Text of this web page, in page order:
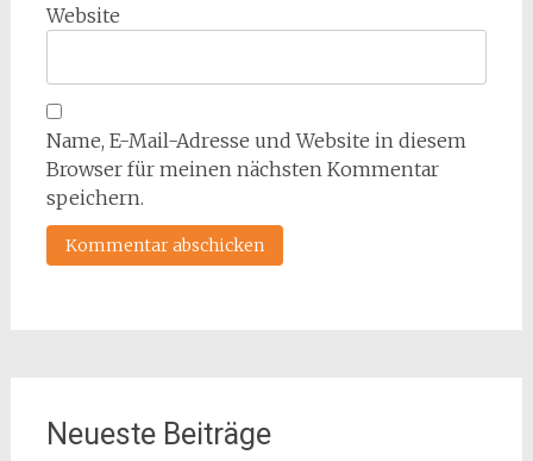
Website
Name, E-Mail-Adresse und Website in diesem
Browser für meinen nächsten Kommentar
speichern.
Neueste Beiträge